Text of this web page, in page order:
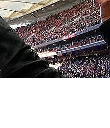
精彩元素